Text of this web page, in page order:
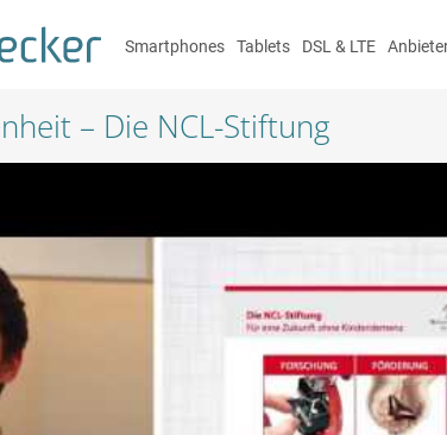
Smartphones Tablets DSL & LTE
– Die NCL-Stiftung